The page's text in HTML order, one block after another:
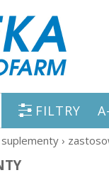
FILTRY
suplementy ›